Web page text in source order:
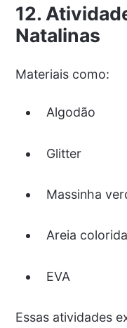
12.
Natalinas
Materiais como:
Algodão
Glitter
Massinha
Areia colorida
EVA
Essas atividades